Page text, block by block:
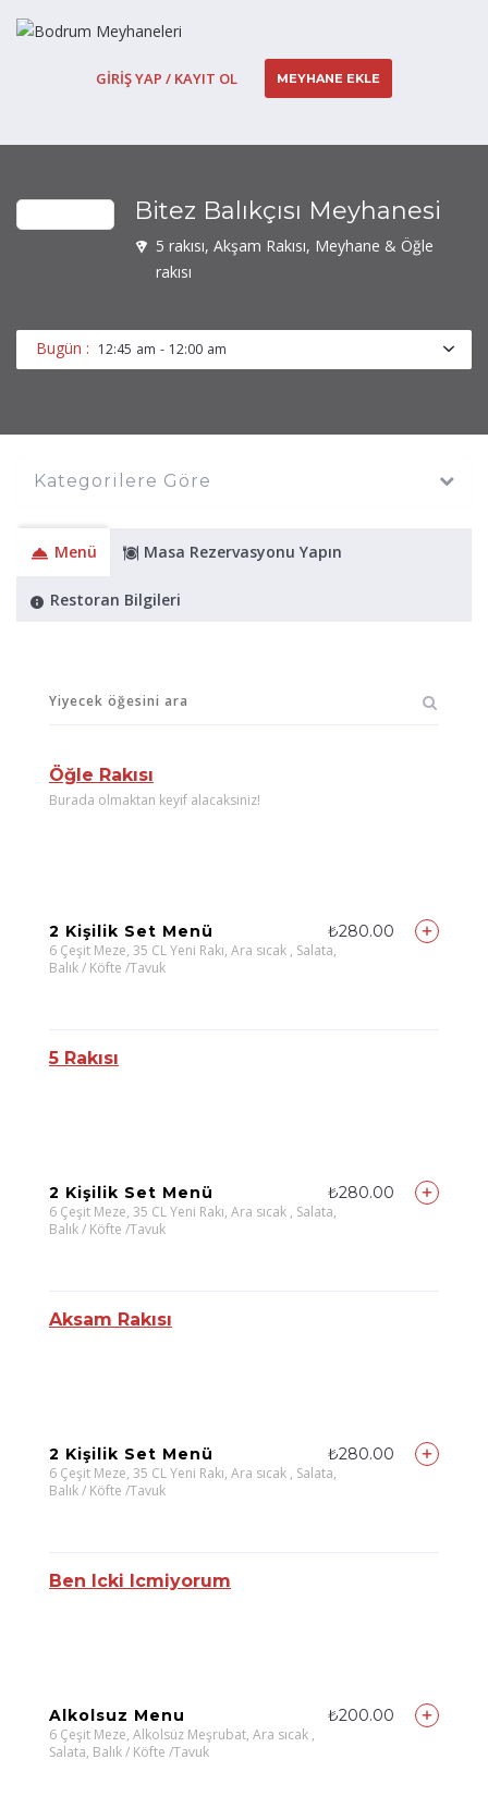
GIRIŞ YAP / KAYIT OL MEYHANE EKLE
Bitez Balıkçısı Meyhanesi
5 rakısı, Akşam Rakısı, Meyhane & Öğle
rakısı
Bugün : 12:45 am - 12:00 am
Kategorilere Göre
Menü Masa Rezervasyonu Yapın
Restoran Bilgileri
Öğle Rakısı
Burada olmaktan keyif alacaksiniz!
2 Kişilik Set Menü
6 Çeşit Meze, 35 CL Yeni Rakı, Ara sıcak , Salata,
Balık / Köfte /Tavuk
₺280.00
5 Rakısı
2 Kişilik Set Menü
6 Çeşit Meze, 35 CL Yeni Rakı, Ara sıcak , Salata,
Balık / Köfte /Tavuk
₺280.00
Aksam Rakısı
2 Kişilik Set Menü
6 Çeşit Meze, 35 CL Yeni Rakı, Ara sıcak , Salata,
Balık / Köfte /Tavuk
₺280.00
Ben Icki Icmiyorum
Alkolsuz Menu
6 Çeşit Meze, Alkolsüz Meşrubat, Ara sıcak ,
Salata, Balık / Köfte /Tavuk
₺200.00